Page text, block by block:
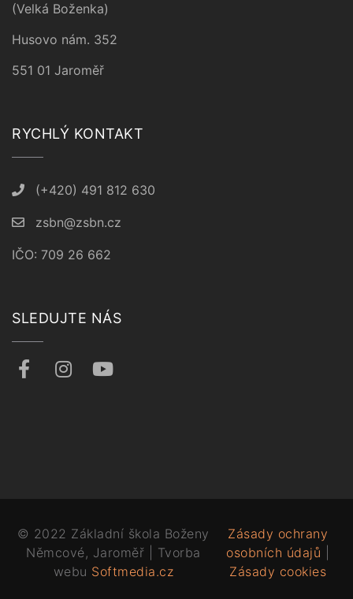
(Velká Boženka)
Husovo nám. 352
551 01 Jaroměř
RYCHLÝ KONTAKT
(+420) 491 812 630
zsbn@zsbn.cz
IČO: 709 26 662
SLEDUJTE NÁS
© 2022 Základní škola Boženy
Němcové, Jaroměř | Tvorba
webu Softmedia.cz
Zásady ochrany
osobních údajů
Zásady cookies